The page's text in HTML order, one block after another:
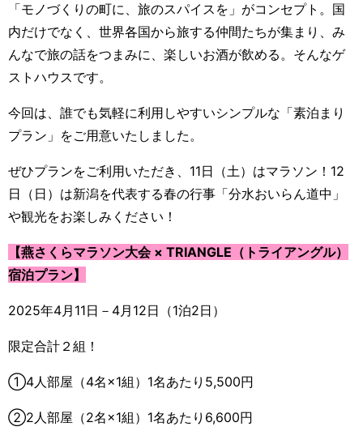
「モノづくりの町に、旅のスパイスを」がコンセプト。国
内だけでなく、世界各国から旅する仲間たちが集まり、み
んなで旅の話をつまみに、楽しいお酒が飲める。そんなゲ
ストハウスです。
今回は、誰でも気軽に利用しやすいシンプルな「素泊まり
プラン」をご用意いたしました。
ぜひプランをご利用いただき、11日（土）はマラソン！12
日（日）は新潟を代表する春の行事「分水おいらん道中」
や観光をお楽しみください！
【燕さくらマラソン大会 × TRIANGLE（トライアングル）
宿泊プラン】
2025年4月11日－4月12日（1泊2日）
限定合計２組！
①4人部屋（4名×1組）1名あたり5,500円
②2人部屋（2名×1組）1名あたり6,600円